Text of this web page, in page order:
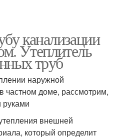
канализации
Утеплитель
труб
наружной
частном доме, рассмотрим,
руками
внешней
который определит